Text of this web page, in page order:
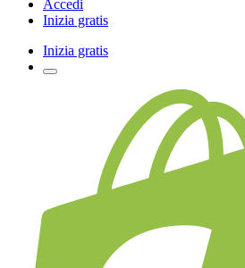
Accedi
Inizia gratis
Inizia gratis